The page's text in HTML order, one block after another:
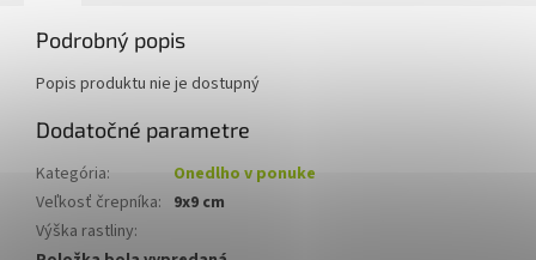
Podrobný popis
Popis produktu nie je dostupný
Dodatočné parametre
Kategória:
Onedlho v ponuke
Veľkosť črepníka: 9x9 cm
Výška rastliny: